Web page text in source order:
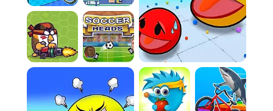
l'animation fluide de l'absorption stratégique
des éléments plus petits, tout en esquivant
avec grâce les menaces béantes.
Quatre Mondes Uniques:Explorez des
environnements distincts, du charme cubique
de la carte 2048 à l'esthétique détaillée d'une
cuisine animée.
Croissance Exponentielle:Laissez-vous